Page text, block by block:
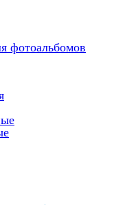
фотоальбомов